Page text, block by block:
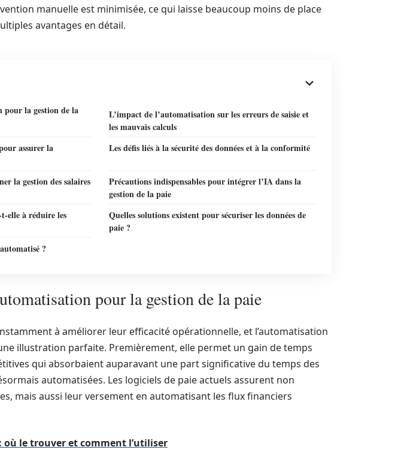
manuelle est minimisée, ce qui laisse beaucoup moins de place
avantages en détail.
pour la gestion de la
L’impact de l’automatisation sur les erreurs de saisie et
les mauvais calculs
assurer la
Les défis liés à la sécurité des données et à la conformité
la gestion des salaires
Précautions indispensables pour intégrer l’IA dans la
gestion de la paie
elle à réduire les
Quelles solutions existent pour sécuriser les données de
paie ?
?
pour la gestion de la paie
à améliorer leur efficacité opérationnelle, et l’automatisation
illustration parfaite. Premièrement, elle permet un gain de temps
qui absorbaient auparavant une part significative du temps des
automatisées. Les logiciels de paie actuels assurent non
mais aussi leur versement en automatisant les flux financiers
où le trouver et comment l’utiliser